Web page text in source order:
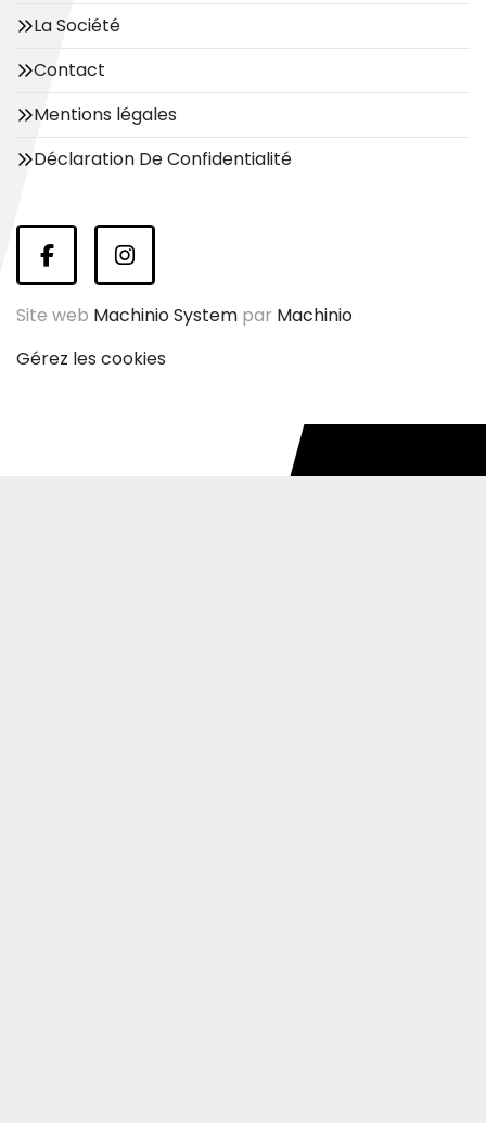
La Société
Contact
Mentions légales
Déclaration De Confidentialité
facebookinstagram
Site web Machinio System par Machinio
Gérez les cookies